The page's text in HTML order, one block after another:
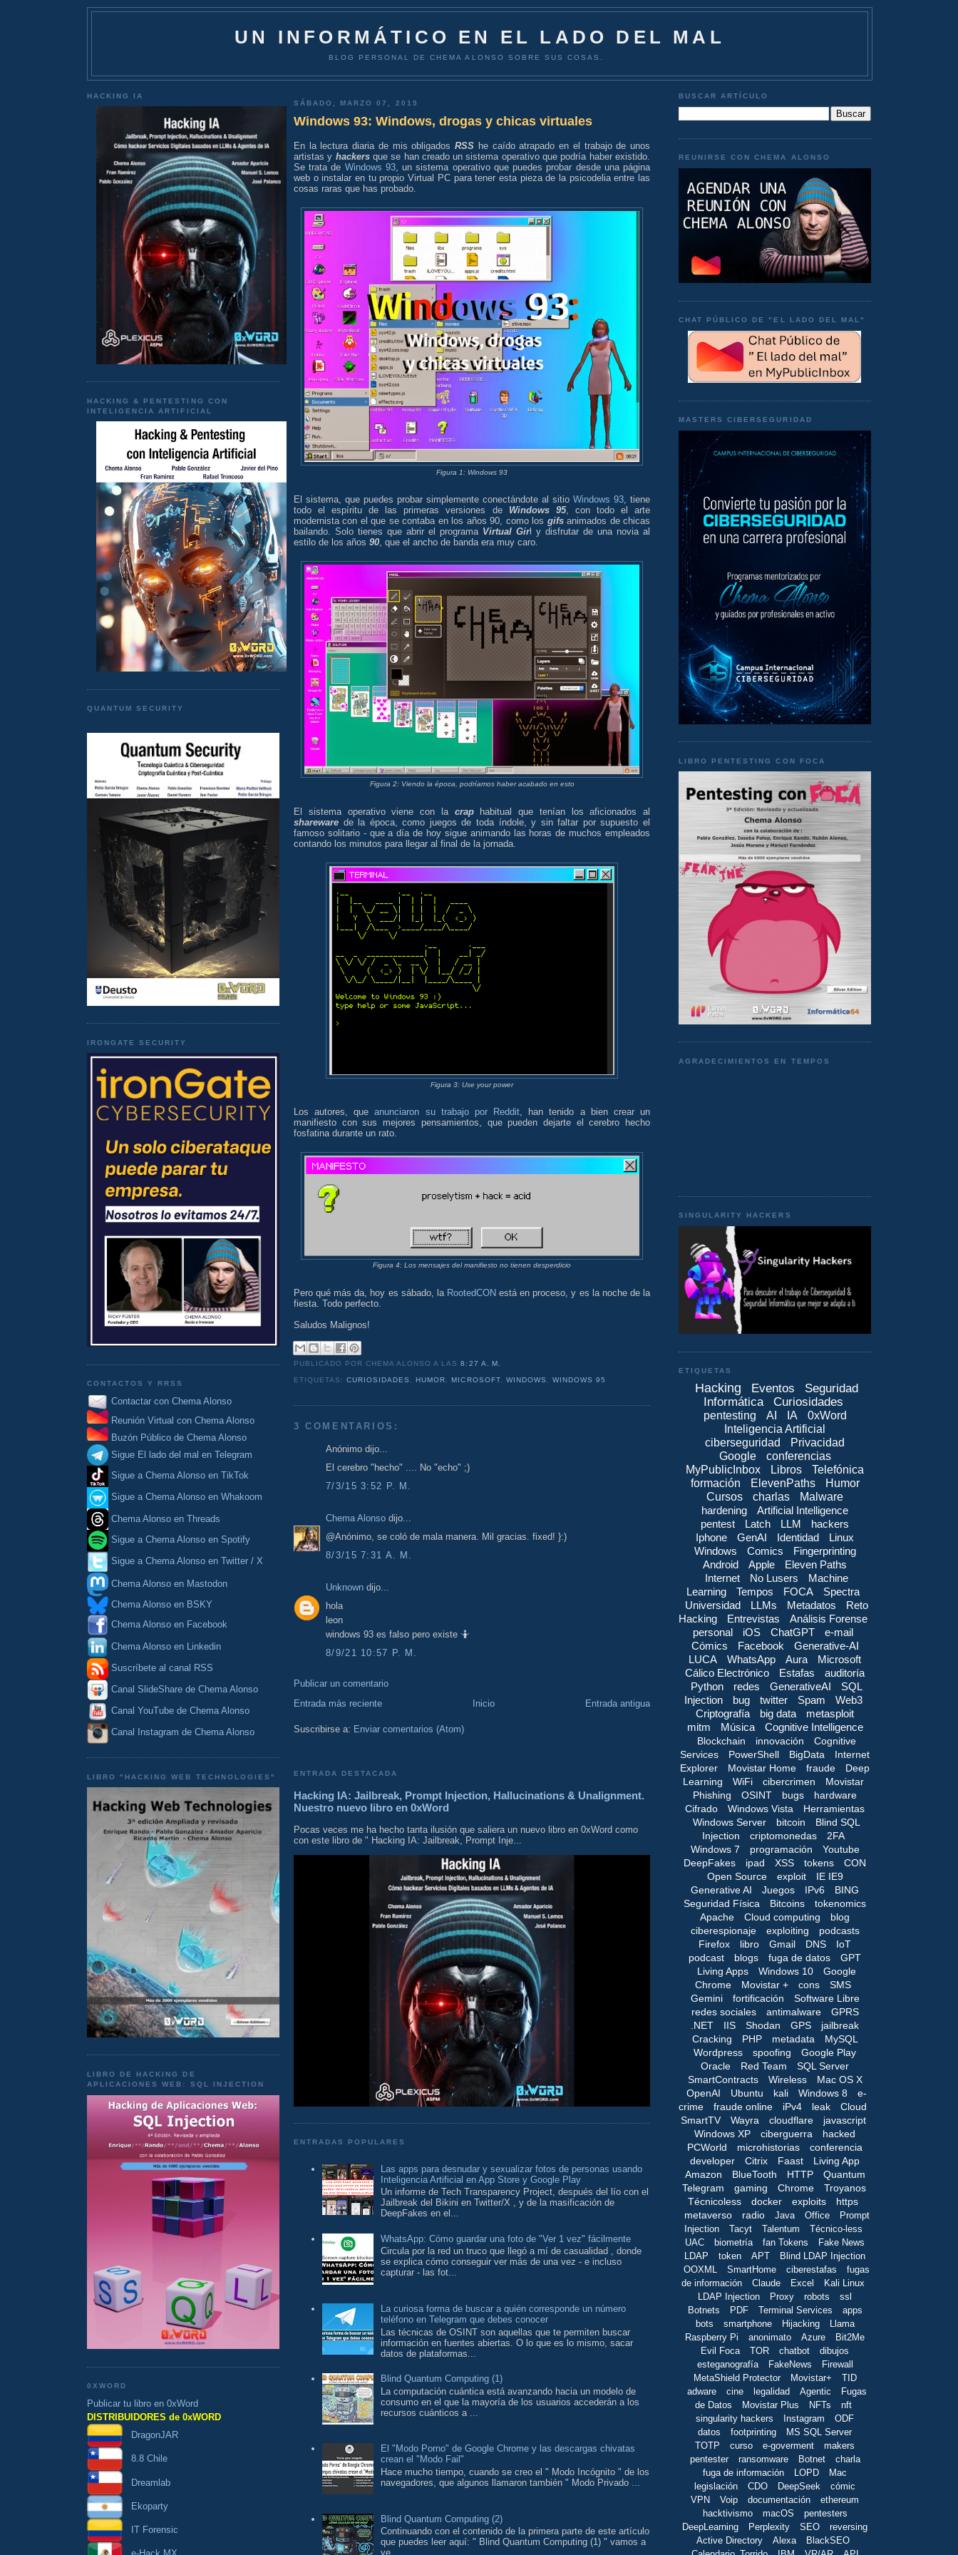
UN INFORMÁTICO EN EL LADO DEL MAL
BLOG PERSONAL DE CHEMA ALONSO SOBRE SUS COSAS.
HACKING IA
HACKING & PENTESTING CON
INTELIGENCIA ARTIFICIAL
QUANTUM SECURITY
IRONGATE SECURITY
CONTACTOS Y RRSS
Contactar con Chema Alonso
Reunión Virtual con Chema Alonso
Buzón Público de Chema Alonso
Sigue El lado del mal en Telegram
Sigue a Chema Alonso en TikTok
Sigue a Chema Alonso en Whakoom
Chema Alonso en Threads
Sigue a Chema Alonso en Spotify
Sigue a Chema Alonso en Twitter / X
Chema Alonso en Mastodon
Chema Alonso en BSKY
Chema Alonso en Facebook
Chema Alonso en Linkedin
Suscríbete al canal RSS
Canal SlideShare de Chema Alonso
Canal YouTube de Chema Alonso
Canal Instagram de Chema Alonso
LIBRO "HACKING WEB TECHNOLOGIES"
LIBRO DE HACKING DE
APLICACIONES WEB: SQL INJECTION
0XWORD
Publicar tu libro en 0xWord
DISTRIBUIDORES de 0xWORD
DragonJAR
8.8 Chile
Dreamlab
Ekoparty
IT Forensic
SÁBADO, MARZO 07, 2015
Windows 93: Windows, drogas y chicas virtuales
En la lectura diaria de mis obligadosRSS he caído atrapado en el trabajo de unos
artistas y hackersque se han creado un sistema operativo que podría haber existido.
Se trata de Windows 93, un sistema operativo que puedes probar desde una página
web o instalar en tu propio Virtual PC para tener esta pieza de la psicodelia entre las
cosas raras que has probado.
Figura 1: Windows 93
El sistema, que puedes probar simplemente conectándote al sitio Windows 93, tiene
todo el espíritu de las primeras versiones de Windows 95, con todo el arte
modernista con el que se contaba en los años 90, como los gifsanimados de chicas
bailando. Solo tienes que abrir el programa Virtual Girl y disfrutar de una novia al
estilo de los años 90, que el ancho de banda era muy caro.
Figura 2: Viendo la época, podríamos haber acabado en esto
El sistema operativo viene con la craphabitual que tenían los aficionados al
shareware de la época, como juegos de toda índole, y sin faltar por supuesto el
famoso solitario - que a día de hoy sigue animando las horas de muchos empleados
contando los minutos para llegar al final de la jornada.
Figura 3: Use your power
Los autores, queanunciaron su trabajo por Reddit, han tenido a bien crear un
manifiesto con sus mejores pensamientos, que pueden dejarte el cerebro hecho
fosfatina durante un rato.
Figura 4: Los mensajes del manifiesto no tienen desperdicio
Pero qué más da, hoy es sábado, la RootedCON está en proceso, y es la noche de la
fiesta. Todo perfecto.
Saludos Malignos!
PUBLICADO POR CHEMA ALONSOA LAS8:27 A. M.
ETIQUETAS:CURIOSIDADES , HUMOR, MICROSOFT, WINDOWS , WINDOWS 95
3 COMENTARIOS:
Anónimo dijo...
El cerebro "hecho" .... No "echo" ;)
7/3/15 3:52 P. M.
Chema Alonso dijo...
@Anónimo, se coló de mala manera. Mil gracias. fixed! }:)
8/3/15 7:31 A. M.
Unknown dijo...
hola
leon
windows 93 es falso pero existe 🤷
8/9/21 10:57 P. M.
Publicar un comentario
Entrada más reciente
Entrada antigua
Inicio
Suscribirse a: Enviar comentarios (Atom)
ENTRADA DESTACADA
Hacking IA: Jailbreak, Prompt Injection, Hallucinations & Unalignment.
Nuestro nuevo libro en 0xWord
Pocas veces me ha hecho tanta ilusión que saliera un nuevo libro en 0xWord como
con este libro de " Hacking IA: Jailbreak, Prompt Inje...
ENTRADAS POPULARES
Las apps para desnudar y sexualizar fotos de personas usando
Inteligencia Artificial en App Store y Google Play
Un informe de Tech Transparency Project, después del lío con el
Jailbreak del Bikini en Twitter/X , y de la masificación de
DeepFakes en el...
WhatsApp: Cómo guardar una foto de "Ver 1 vez" fácilmente
Circula por la red un truco que llegó a mí de casualidad , donde
se explica cómo conseguir ver más de una vez - e incluso
capturar - las fot...
La curiosa forma de buscar a quién corresponde un número
teléfono en Telegram que debes conocer
Las técnicas de OSINT son aquellas que te permiten buscar
información en fuentes abiertas. O lo que es lo mismo, sacar
datos de plataformas...
Blind Quantum Computing (1)
La computación cuántica está avanzando hacia un modelo de
consumo en el que la mayoría de los usuarios accederán a los
recursos cuánticos a ...
El "Modo Porno" de Google Chrome y las descargas chivatas
crean el "Modo Fail"
Hace mucho tiempo, cuando se creo el " Modo Incógnito " de los
navegadores, que algunos llamaron también " Modo Privado ...
Blind Quantum Computing (2)
Continuando con el contenido de la primera parte de este artículo
que puedes leer aquí: " Blind Quantum Computing (1) " vamos a
ve...
BUSCAR ARTÍCULO
REUNIRSE CON CHEMA ALONSO
CHAT PÚBLICO DE "EL LADO DEL MAL"
MASTERS CIBERSEGURIDAD
LIBRO PENTESTING CON FOCA
AGRADECIMIENTOS EN TEMPOS
SINGULARITY HACKERS
ETIQUETAS
Hacking Eventos
Seguridad
Informática
Curiosidades
pentesting AI IA
0xWord
Inteligencia Artificial
ciberseguridad
Privacidad
Google
conferencias
MyPublicInbox
Libros
Telefónica
formación
ElevenPaths
Humor
Cursos
charlas
Malware
hardening
Artificial Intelligence
pentest
Latch LLM
hackers
Iphone
GenAI Identidad
Linux
Windows
Comics
Fingerprinting
Android
Apple
Eleven Paths
Internet
No Lusers
Machine
Learning
Tempos FOCA
Spectra
Universidad
LLMs Metadatos
Reto
Hacking
Entrevistas
Análisis Forense
personal
iOS ChatGPT
e-mail
Cómics
Facebook
Generative-AI
LUCA
WhatsApp Aura
Microsoft
Cálico Electrónico
Estafas
auditoría
Python
redes GenerativeAI
SQL
Injection
bug twitter Spam
Web3
Criptografía
big data
metasploit
mitm
Música Cognitive Intelligence
Blockchain innovación
Cognitive
Services
PowerShell BigData
Internet
Explorer
Movistar Home fraude
Deep
Learning
WiFi cibercrimen
Movistar
Phishing
OSINT bugs
hardware
Cifrado
Windows Vista
Herramientas
Windows Server
bitcoin
Blind SQL
Injection
criptomonedas
2FA
Windows 7
programación
Youtube
DeepFakes
ipad XSS tokens
CON
Open Source
exploit
IE IE9
Generative AI
Juegos IPv6
BING
Seguridad Física
Bitcoins
tokenomics
Apache
Cloud computing
blog
ciberespionaje
exploiting
podcasts
Firefox
libro Gmail DNS
IoT
podcast
blogs fuga de datos
GPT
Living Apps
Windows 10
Google
Chrome
Movistar + cons
SMS
Gemini
fortificación
Software Libre
redes sociales
antimalware
GPRS
.NET
IIS Shodan GPS
jailbreak
Cracking
PHP metadata
MySQL
Wordpress
spoofing
Google Play
Oracle
Red Team
SQL Server
SmartContracts
Wireless
Mac OS X
OpenAI
Ubuntu kali Windows 8
e-
crime
fraude online iPv4 leak
Cloud
SmartTV
Wayra cloudflare
javascript
Windows XP
ciberguerra
hacked
PCWorld
microhistorias
conferencia
developer
Citrix Faast
Living App
Amazon
BlueTooth HTTP
Quantum
Telegram
gaming Chrome
Troyanos
Técnicoless
docker exploits
https
metaverso
radio Java Office
Prompt
Injection
Tacyt Talentum
Técnico-less
UAC
biometría fan Tokens
Fake News
LDAP
token APT
Blind LDAP Injection
OOXML
SmartHome ciberestafas
fugas
de información
Claude Excel
Kali Linux
LDAP Injection
Proxy robots
ssl
Botnets
PDF Terminal Services
apps
bots
smartphone Hijacking
Llama
Raspberry Pi
anonimato Azure
Bit2Me
Evil Foca
TOR chatbot
dibujos
esteganografía
FakeNews
Firewall
MetaShield Protector
Movistar+
TID
adware
cine legalidad Agentic
Fugas
de Datos
Movistar Plus NFTs
nft
singularity hackers
Instagram
ODF
datos
footprinting
MS SQL Server
TOTP
curso e-goverment
makers
pentester
ransomware Botnet
charla
fuga de información
LOPD
Mac
legislación
CDO DeepSeek
cómic
VPN
Voip documentación
ethereum
hacktivismo
macOS
pentesters
DeepLearning
Perplexity SEO
reversing
Active Directory
Alexa
BlackSEO